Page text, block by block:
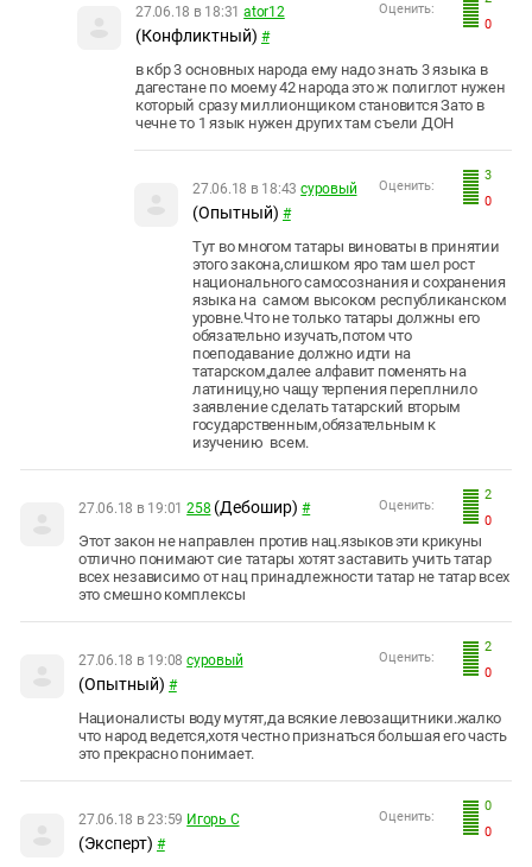
0
Оценить:
27.06.18 в 18:31 ator12
(Конфликтный) #
в кбр 3 основных народа ему надо знать 3 языка в
дагестане по моему 42 народа это ж полиглот нужен
который сразу миллионщиком становится Зато в
чечне то 1 язык нужен других там съели ДОН
3
0
Оценить:
27.06.18 в 18:43 суровый
(Опытный) #
Тут во многом татары виноваты в принятии
этого закона,слишком яро там шел рост
национального самосознания и сохранения
языка на самом высоком республиканском
уровне.Что не только татары должны его
обязательно изучать,потом что
поеподавание должно идти на
татарском,далее алфавит поменять на
латиницу,но чащу терпения переплнило
заявление сделать татарский вторым
государственным,обязательным к
изучению всем.
2
0
Оценить:
27.06.18 в 19:01 258 (Дебошир) #
Этот закон не направлен против нац.языков эти крикуны
отлично понимают сие татары хотят заставить учить татар
всех независимо от нац принадлежности татар не татар всех
это смешно комплексы
2
0
Оценить:
27.06.18 в 19:08 суровый
(Опытный) #
Националисты воду мутят,да всякие левозащитники.жалко
что народ ведется,хотя честно признаться большая его часть
это прекрасно понимает.
0
0
Оценить:
27.06.18 в 23:59 Игорь С
(Эксперт) #